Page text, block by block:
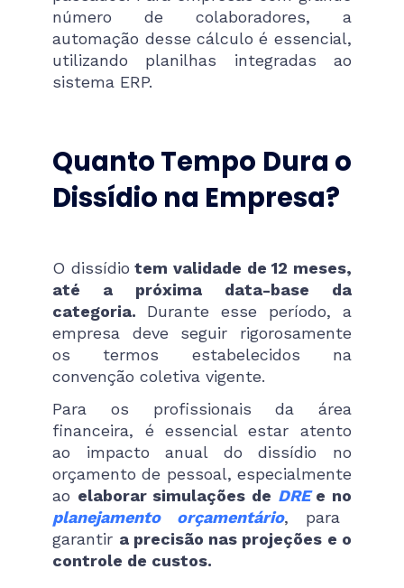
número de colaboradores, a
automação desse cálculo é essencial,
utilizando planilhas integradas ao
sistema ERP.
Quanto Tempo Dura o
Dissídio na Empresa?
O dissídio tem validade de 12 meses,
até a próxima data-base da
categoria. Durante esse período, a
empresa deve seguir rigorosamente
os termos estabelecidos na
convenção coletiva vigente.
Para os profissionais da área
financeira, é essencial estar atento
ao impacto anual do dissídio no
orçamento de pessoal, especialmente
ao elaborar simulações de DREe no
planejamento orçamentário, para
garantir a precisão nas projeções e o
controle de custos.